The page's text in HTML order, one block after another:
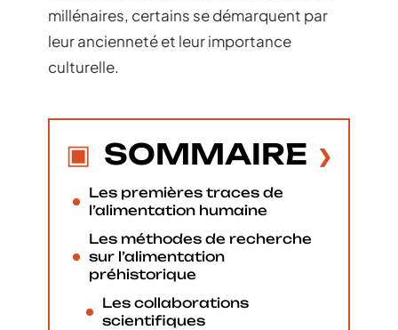
millénaires, certains se démarquent par
leur ancienneté et leur importance
culturelle.
SOMMAIRE
Les premières traces de
l’alimentation humaine
Les méthodes de recherche
sur l’alimentation
préhistorique
Les collaborations
scientifiques